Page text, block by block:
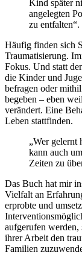
Kind später
angelegten
zu entfalten“.
Häufig finden sich
Traumatisierung.
Fokus. Und statt
die Kinder und
befragen oder
begeben – eben
verändert. Eine
Leben stattfinden.
„Wer gelernt
kann auch
Zeiten zu
Das Buch hat mir
Vielfalt an
erprobte und
aufgerufen werden,
ihrer Arbeit den
Familien